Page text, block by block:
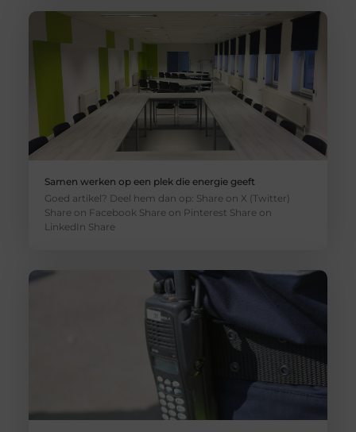
Samen werken op een plek die energie geeft
Goed artikel? Deel hem dan op: Share on X (Twitter)
Share on Facebook Share on Pinterest Share on
LinkedIn Share